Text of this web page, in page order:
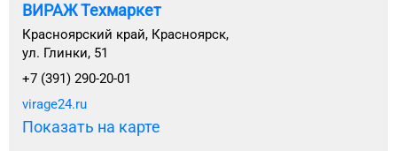
ВИРАЖ Техмаркет
Красноярский край, Красноярск,
ул. Глинки, 51
+7 (391) 290-20-01
virage24.ru
Показать на карте